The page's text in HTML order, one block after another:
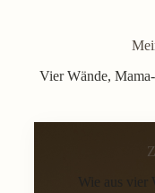
Vier Wände,
Wie aus vier